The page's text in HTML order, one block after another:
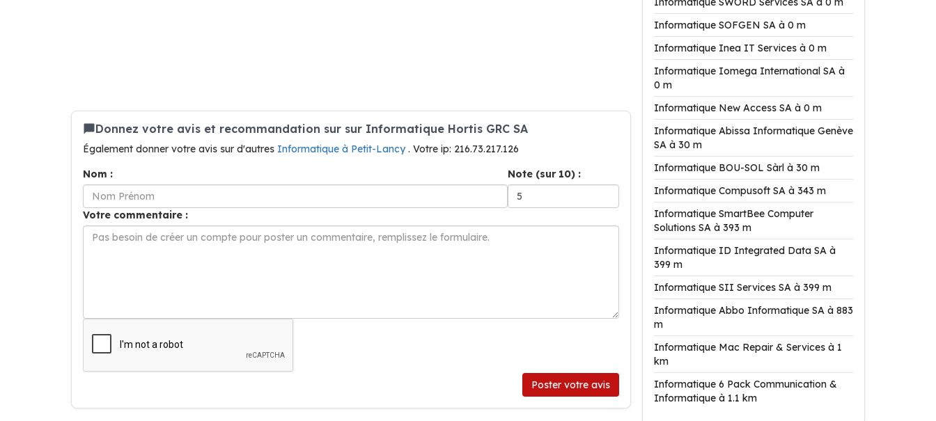
Donnez votre avis et recommandation sur sur Informatique Hortis GRC SA
Également donner votre avis sur d'autres Informatique à Petit-Lancy. Votre ip: 216.73.217.126
Nom :
Note (sur 10) :
Votre commentaire :
Poster votre avis
Informatique SOFGEN SA à 0 m
Informatique Inea IT Services à 0 m
Informatique Iomega International SA à
0 m
Informatique New Access SA à 0 m
Informatique Abissa Informatique Genève
SA à 30 m
Informatique BOU-SOL Sàrl à 30 m
Informatique Compusoft SA à 343 m
Informatique SmartBee Computer
Solutions SA à 393 m
Informatique ID Integrated Data SA à
399 m
Informatique SII Services SA à 399 m
Informatique Abbo Informatique SA à 883
m
Informatique Mac Repair & Services à 1
km
Informatique 6 Pack Communication &
Informatique à 1.1 km